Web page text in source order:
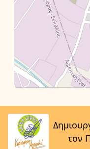
τον